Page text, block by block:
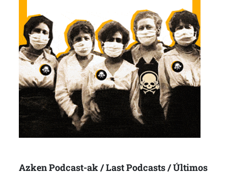
Azken Podcast-ak / Last Podcasts / Últimos